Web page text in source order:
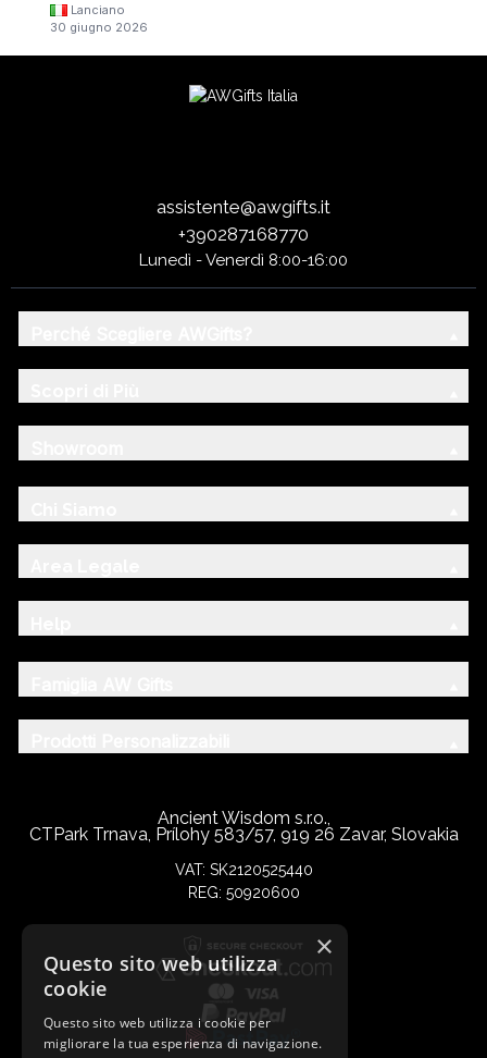
Lanciano
30 giugno 2026
assistente@awgifts.it
+390287168770
Lunedì - Venerdì 8:00-16:00
Ancient Wisdom s.r.o.,
CTPark Trnava, Prílohy 583/57, 919 26 Zavar, Slovakia
VAT: SK2120525440
REG: 50920600
×
Questo sito web utilizza
cookie
Questo sito web utilizza i cookie per
migliorare la tua esperienza di navigazione.